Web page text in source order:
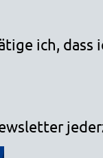
ich, dass